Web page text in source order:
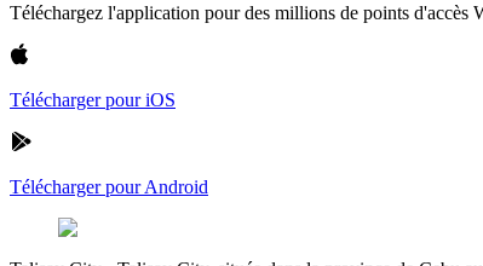
Téléchargez l'application pour des millions de points d'accès
Télécharger pour iOS
Télécharger pour Android